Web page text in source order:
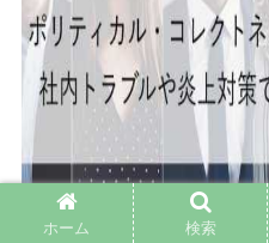
独身税ってどうして批判されるんや？
ホーム 検索